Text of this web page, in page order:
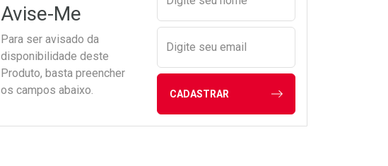
Avise-Me
Para ser avisado da
disponibilidade deste
Produto, basta preencher
os campos abaixo.
Digite seu email
CADASTRAR